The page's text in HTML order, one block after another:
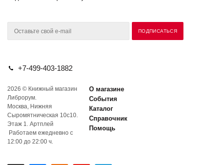
+7-499-403-1882
2026 © Книжный магазин
Либрорум.
Москва, Нижняя
Сыромятническая 10с10.
Этаж 1. Артплей
Работаем ежедневно с
12:00 до 22:00 ч.
О магазине
События
Каталог
Справочник
Помощь